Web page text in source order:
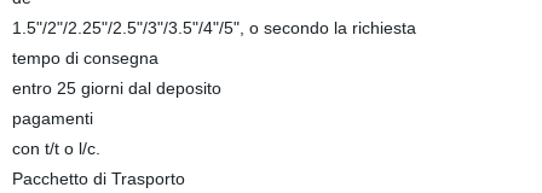
1.5"/2"/2.25"/2.5"/3"/3.5"/4"/5", o secondo la richiesta
tempo di consegna
entro 25 giorni dal deposito
pagamenti
con t/t o l/c.
Pacchetto di Trasporto